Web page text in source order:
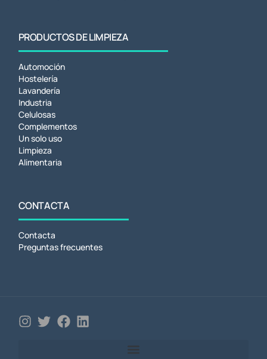
PRODUCTOS DE LIMPIEZA
Automoción
Hostelería
Lavandería
Industria
Celulosas
Complementos
Un solo uso
Limpieza
Alimentaria
CONTACTA
Contacta
Preguntas frecuentes